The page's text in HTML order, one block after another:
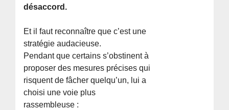
désaccord.
Et il faut reconnaître que c’est une
stratégie audacieuse.
Pendant que certains s’obstinent à
proposer des mesures précises qui
risquent de fâcher quelqu’un, lui a
choisi une voie plus
rassembleuse :